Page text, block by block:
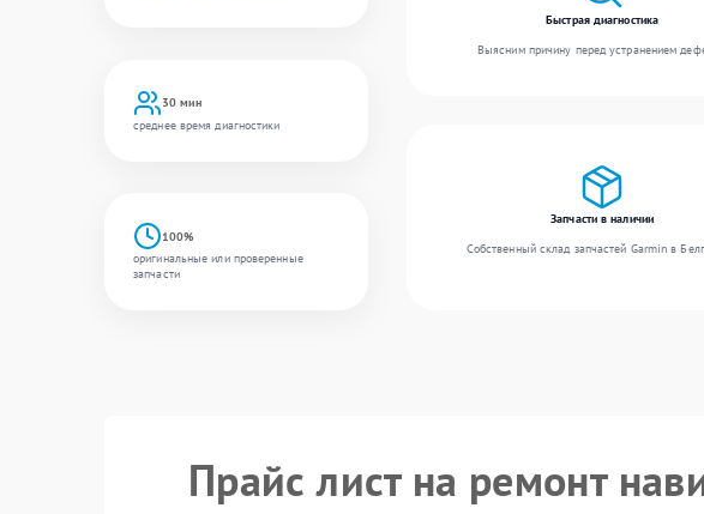
30 мин
среднее время диагностики
100%
оригинальные или проверенные
запчасти
Быстрая диагностика
Выясним причину перед устранением
Запчасти в наличии
Собственный склад запчастей Garmin в
Прайс лист на ремонт